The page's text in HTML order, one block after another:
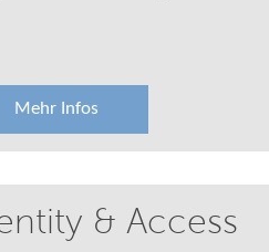
Mehr Infos
& Access